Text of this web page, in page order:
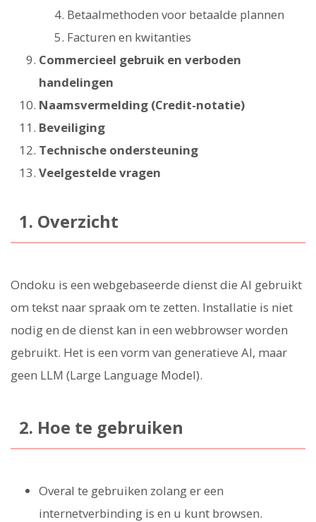
Betaalmethoden voor betaalde plannen
Facturen en kwitanties
Commercieel gebruik en verboden
handelingen
Naamsvermelding (Credit-notatie)
Beveiliging
Technische ondersteuning
Veelgestelde vragen
1. Overzicht
Ondoku is een webgebaseerde dienst die AI gebruikt
om tekst naar spraak om te zetten. Installatie is niet
nodig en de dienst kan in een webbrowser worden
gebruikt. Het is een vorm van generatieve AI, maar
geen LLM (Large Language Model).
2. Hoe te gebruiken
Overal te gebruiken zolang er een
internetverbinding is en u kunt browsen.